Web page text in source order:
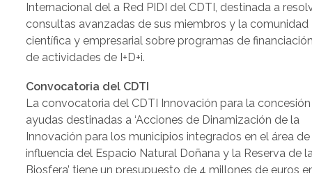
Internacional del a Red PIDI del CDTI, destinada a
consultas avanzadas de sus miembros y la comunidad
científica y empresarial sobre programas de
de actividades de I+D+i.
Convocatoria del CDTI
La convocatoria del CDTI Innovación para la
ayudas destinadas a ‘Acciones de Dinamización de la
Innovación para los municipios integrados en el área de
influencia del Espacio Natural Doñana y la Reserva de
Biosfera’ tiene un presupuesto de 4 millones de euros